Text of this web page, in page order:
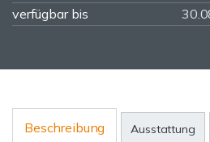
verfügbar bis
Beschreibung Ausstattung